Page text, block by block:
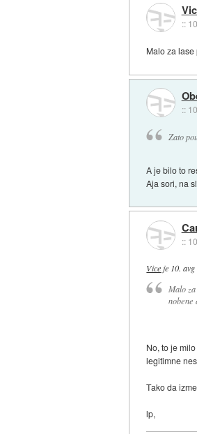
::
Malo za
::
Zato
A je bilo to
Aja sori, na
::
Vice je 10.
Malo
nobene
No, to je
legitimne
Tako da
lp,